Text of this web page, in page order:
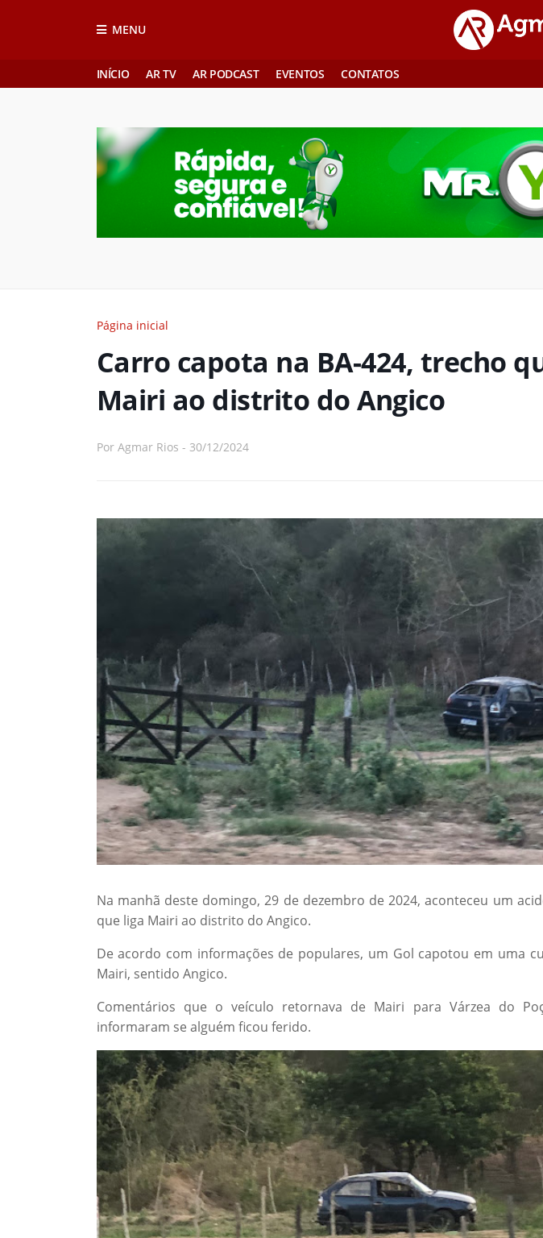
MENU
INÍCIO AR TV AR PODCAST EVENTOS CONTATOS
Página inicial
Carro capota na BA-424, trecho
Mairi ao distrito do Angico
Por Agmar Rios - 30/12/2024
Na manhã deste domingo, 29 de dezembro de 2024, aconteceu um
que liga Mairi ao distrito do Angico.
De acordo com informações de populares, um Gol capotou em uma
Mairi, sentido Angico.
Comentários que o veículo retornava de Mairi para Várzea do
informaram se alguém ficou ferido.